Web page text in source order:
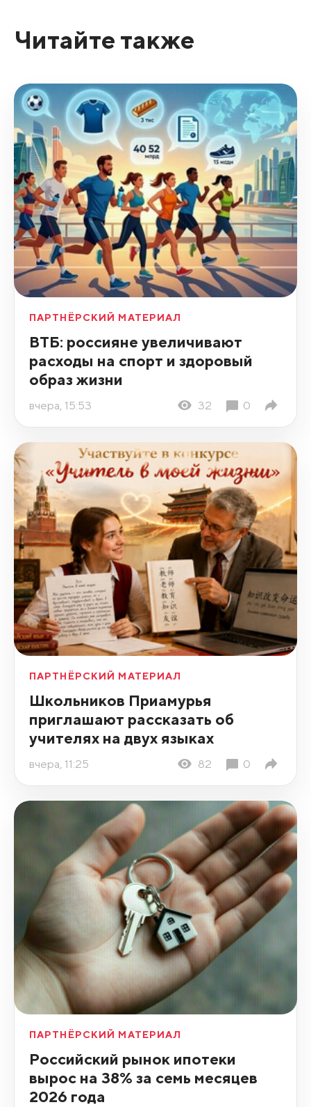
Читайте также
ПАРТНЁРСКИЙ МАТЕРИАЛ
ВТБ: россияне увеличивают
расходы на спорт и здоровый
образ жизни
вчера, 15:53 32 0
ПАРТНЁРСКИЙ МАТЕРИАЛ
Школьников Приамурья
приглашают рассказать об
учителях на двух языках
вчера, 11:25 82 0
ПАРТНЁРСКИЙ МАТЕРИАЛ
Российский рынок ипотеки
вырос на 38% за семь месяцев
2026 года